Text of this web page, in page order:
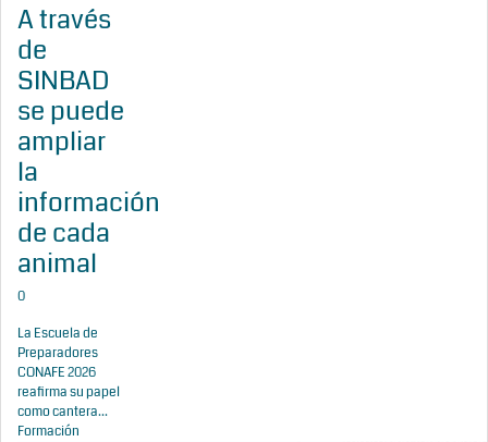
A través
de
SINBAD
se puede
ampliar
la
información
de cada
animal
0
La Escuela de
Preparadores
CONAFE 2026
reafirma su papel
como cantera...
Formación